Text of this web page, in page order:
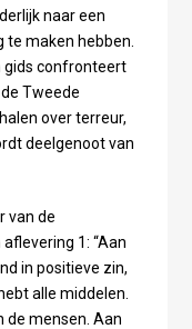
naar een
maken hebben.
gids confronteert
Tweede
over terreur,
deelgenoot van
van de
1: “Aan
in positieve zin,
alle middelen.
de mensen. Aan